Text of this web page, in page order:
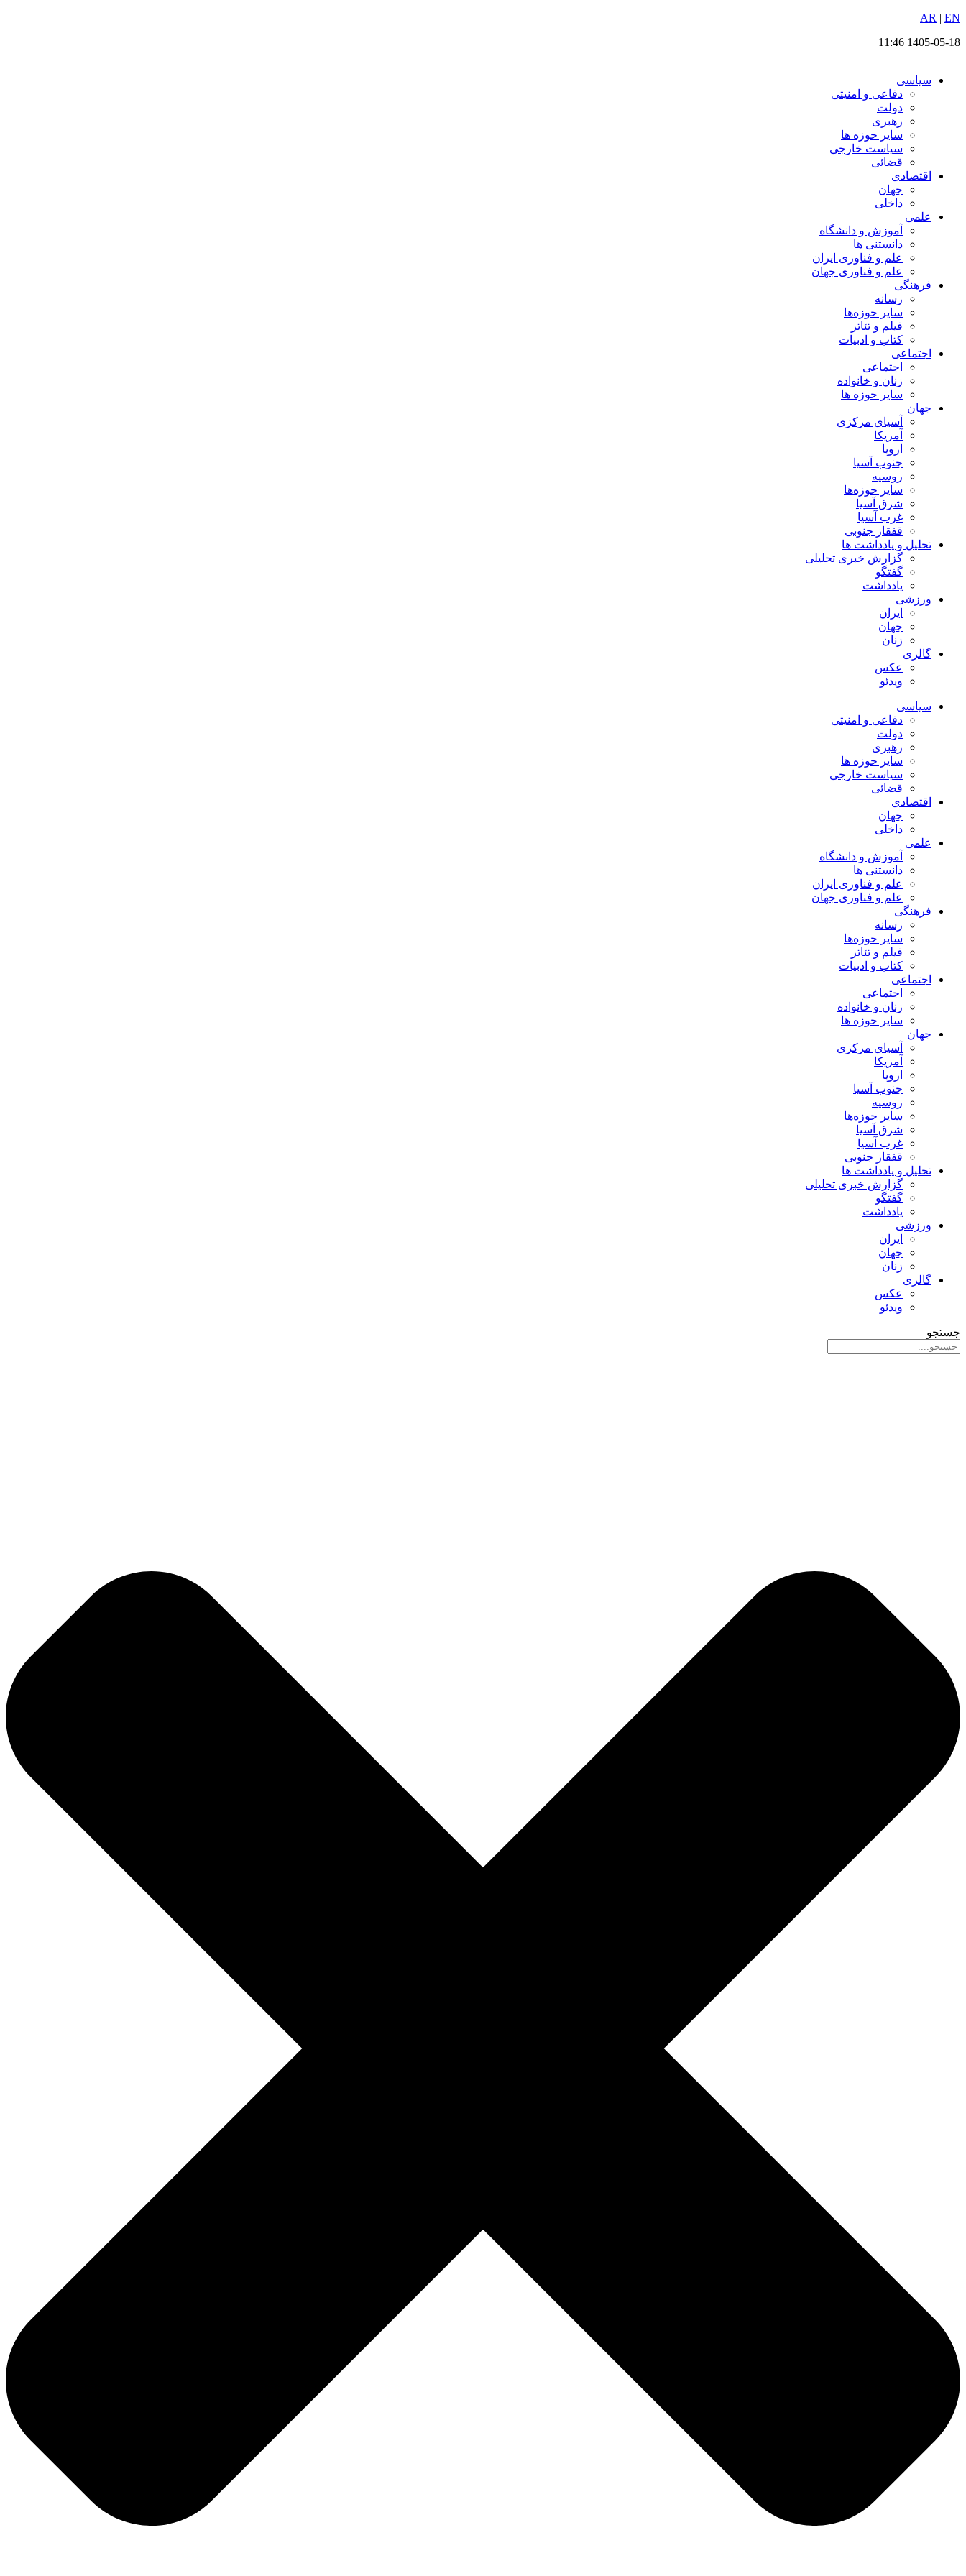
پرش
محتوا
AR | EN
1405-05-18 11:46
سیاسی
دفاعی و امنیتی
دولت
رهبری
سایر حوزه ها
سیاست خارجی
قضائی
اقتصادی
جهان
داخلی
علمی
آموزش و دانشگاه
دانستنی ها
علم و فناوری ایران
علم و فناوری جهان
فرهنگی
رسانه
سایر حوزه‌ها
فیلم و تئاتر
کتاب و ادبیات
اجتماعی
اجتماعی
زنان و خانواده
سایر حوزه ها
جهان
آسیای مرکزی
آمریکا
اروپا
جنوب آسیا
روسیه
سایر حوزه‌ها
شرق آسیا
غرب آسیا
قفقاز جنوبی
تحلیل و یادداشت ها
گزارش خبری تحلیلی
گفتگو
یادداشت
ورزشی
ایران
جهان
زنان
گالری
عکس
ویدئو
سیاسی
دفاعی و امنیتی
دولت
رهبری
سایر حوزه ها
سیاست خارجی
قضائی
اقتصادی
جهان
داخلی
علمی
آموزش و دانشگاه
دانستنی ها
علم و فناوری ایران
علم و فناوری جهان
فرهنگی
رسانه
سایر حوزه‌ها
فیلم و تئاتر
کتاب و ادبیات
اجتماعی
اجتماعی
زنان و خانواده
سایر حوزه ها
جهان
آسیای مرکزی
آمریکا
اروپا
جنوب آسیا
روسیه
سایر حوزه‌ها
شرق آسیا
غرب آسیا
قفقاز جنوبی
تحلیل و یادداشت ها
گزارش خبری تحلیلی
گفتگو
یادداشت
ورزشی
ایران
جهان
زنان
گالری
عکس
ویدئو
جستجو